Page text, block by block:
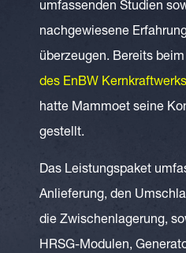
umfassenden Studien
nachgewiesene
überzeugen. Bereits beim
des EnBW
hatte Mammoet seine
gestellt.
Das Leistungspaket
Anlieferung, den
die Zwischenlagerung,
HRSG-Modulen,